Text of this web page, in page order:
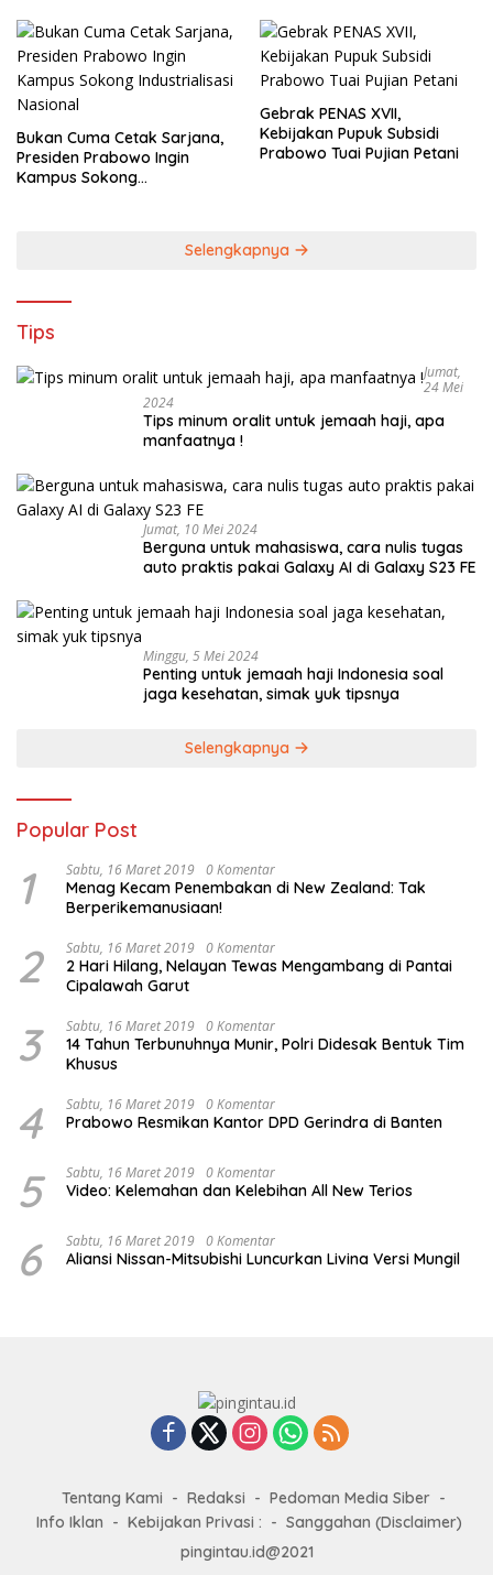
Bukan Cuma Cetak Sarjana,
Presiden Prabowo Ingin
Kampus Sokong
Gebrak PENAS XVII,
Kebijakan Pupuk Subsidi
Prabowo Tuai Pujian Petani
Selengkapnya
Tips
Jumat,
24 Mei
2024
Tips minum oralit untuk jemaah haji, apa
manfaatnya !
Jumat, 10 Mei 2024
Berguna untuk mahasiswa, cara nulis tugas
auto praktis pakai Galaxy AI di Galaxy S23 FE
Minggu, 5 Mei 2024
Penting untuk jemaah haji Indonesia soal
jaga kesehatan, simak yuk tipsnya
Selengkapnya
Popular Post
1 Sabtu, 16 Maret 2019 0 Komentar
Menag Kecam Penembakan di New Zealand: Tak
Berperikemanusiaan!
2 Sabtu, 16 Maret 2019 0 Komentar
2 Hari Hilang, Nelayan Tewas Mengambang di Pantai
Cipalawah Garut
3 Sabtu, 16 Maret 2019 0 Komentar
14 Tahun Terbunuhnya Munir, Polri Didesak Bentuk Tim
Khusus
4 Sabtu, 16 Maret 2019 0 Komentar
Prabowo Resmikan Kantor DPD Gerindra di Banten
5 Sabtu, 16 Maret 2019 0 Komentar
Video: Kelemahan dan Kelebihan All New Terios
6 Sabtu, 16 Maret 2019 0 Komentar
Aliansi Nissan-Mitsubishi Luncurkan Livina Versi Mungil
Tentang Kami Redaksi
Pedoman Media Siber
Info Iklan
Kebijakan Privasi :
Sanggahan (Disclaimer)
pingintau.id@2021